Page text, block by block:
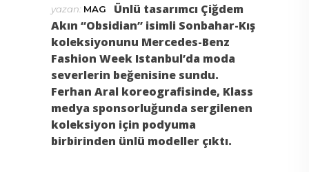
yazan: MAG Ünlü tasarımcı Çiğdem
Akın “Obsidian” isimli Sonbahar-Kış
koleksiyonunu Mercedes-Benz
Fashion Week Istanbul’da moda
severlerin beğenisine sundu.
Ferhan Aral koreografisinde, Klass
medya sponsorluğunda sergilenen
koleksiyon için podyuma
birbirinden ünlü modeller çıktı.